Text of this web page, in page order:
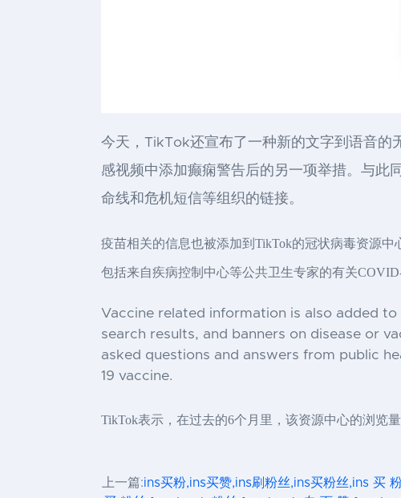
今天，TikTok还宣布了一种新的文字到语音的
感视频中添加癫痫警告后的另一项举措。与此
命线和危机短信等组织的链接。
疫苗相关的信息也被添加到TikTok的冠状病毒资源
包括来自疾病控制中心等公共卫生专家的有关
Vaccine related information is also added
search results, and banners on disease or
asked questions and answers from public
19 vaccine.
TikTok表示，在过去的6个月里，该资源中心的浏览量
上一篇:ins买粉,ins买赞,ins刷粉丝,ins买粉丝,ins